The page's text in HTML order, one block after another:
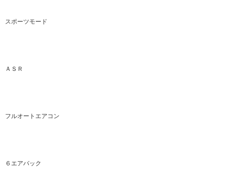
スポーツモード
ＡＳＲ
フルオートエアコン
６エアバック